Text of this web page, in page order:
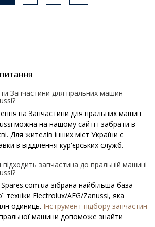
Запчастини для пральних машин
на Запчастини для пральних машин
можна на нашому сайті і забрати в
Для жителів інших міст України є
в відділення кур'єрських служб.
запчастина до пральній машині
зібрана найбільша база
техніки Electrolux/AEG/Zanussi, яка
одиниць. Інструмент підбору запчастин
машини допоможе знайти